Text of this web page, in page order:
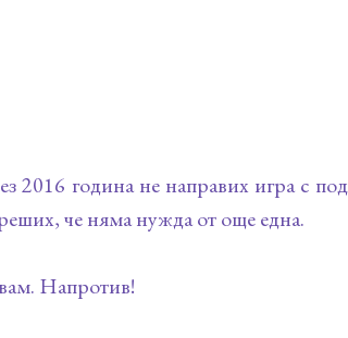
2016 година не направих игра с
че няма нужда от още една.
Напротив!